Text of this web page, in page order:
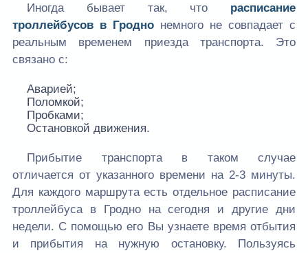
Иногда бывает так, что расписание
троллейбусов в Гродно немного не совпадает с
реальным временем приезда транспорта. Это
связано с:
Аварией;
Поломкой;
Пробками;
Остановкой движения.
Прибытие транспорта в таком случае
отличается от указанного времени на 2-3 минуты.
Для каждого маршрута есть отдельное расписание
троллейбуса в Гродно на сегодня и другие дни
недели. С помощью его Вы узнаете время отбытия
и прибытия на нужную остановку. Пользуясь